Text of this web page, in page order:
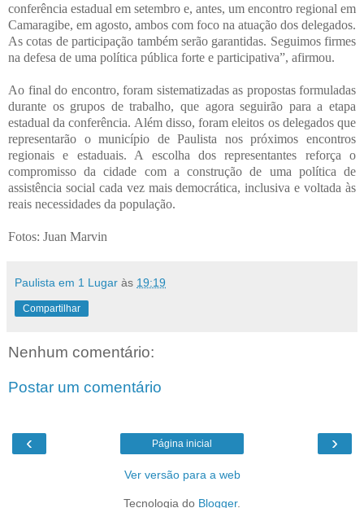
conferência estadual em setembro e, antes, um encontro regional em
Camaragibe, em agosto, ambos com foco na atuação dos delegados.
As cotas de participação também serão garantidas. Seguimos firmes
na defesa de uma política pública forte e participativa”, afirmou.
Ao final do encontro, foram sistematizadas as propostas formuladas
durante os grupos de trabalho, que agora seguirão para a etapa
estadual da conferência. Além disso, foram eleitos os delegados que
representarão o município de Paulista nos próximos encontros
regionais e estaduais. A escolha dos representantes reforça o
compromisso da cidade com a construção de uma política de
assistência social cada vez mais democrática, inclusiva e voltada às
reais necessidades da população.
Fotos: Juan Marvin
Paulista em 1 Lugar às 19:19
Compartilhar
Nenhum comentário:
Postar um comentário
‹ ›
Página inicial
Ver versão para a web
Tecnologia do Blogger.